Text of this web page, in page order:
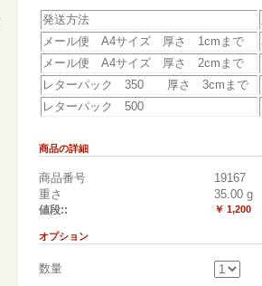
発送方法
メール便 A4サイズ 厚さ 1cmまで
メール便 A4サイズ 厚さ 2cmまで
レターパック 350 厚さ 3cmまで
レターパック 500
商品の詳細
商品番号
19167
重さ
35.00 g
値段:: ￥ 1,200
オプション
数量